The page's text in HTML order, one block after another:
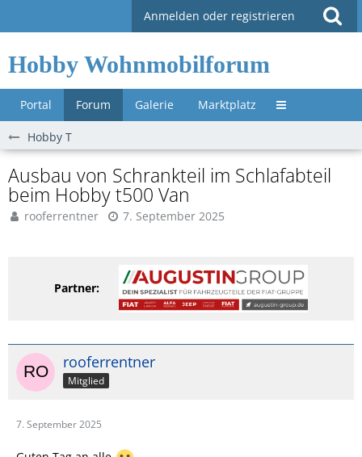
Anmelden oder registrieren
Hobby Wohnmobilforum
Portal Forum Galerie Marktplatz Untermenü »
Hobby T
Ausbau von Schrankteil im Schlafabteil
beim Hobby t500 Van
rooferrentner 7. September 2025
Partner:
rooferrentner
Mitglied
7. September 2025